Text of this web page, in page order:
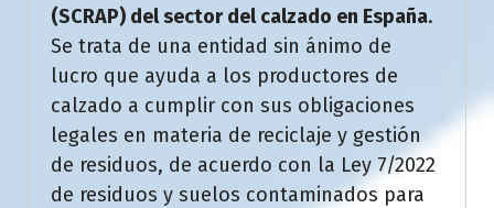
(SCRAP) del sector del calzado en España.
Se trata de una entidad sin ánimo de
lucro que ayuda a los productores de
calzado a cumplir con sus obligaciones
legales en materia de reciclaje y gestión
de residuos, de acuerdo con la Ley 7/2022
de residuos y suelos contaminados para